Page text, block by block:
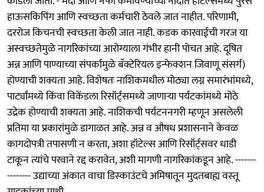
हाऊसकिपिंग आणि स्वच्छता कर्मचारी ठेवले जात नाहीत. परिणामी,
दररोज किचनची स्वच्छता केली जात नाही. कडक कारवाईची गरज या
अस्वच्छतेमुळे नागरिकांच्या आरोग्याला गंभीर हानी पोचत आहे. दूषित
अन्न आणि पाण्याच्या संपर्कामुळे बॅक्टेरियल इन्फेक्शन जिवाणू संसर्ग)
होण्याची शक्यता आहे. विशेषतः नाशिकमधील मोठ्या लग्न समारंभांमध्ये,
पार्ट्यांमध्ये किंवा विकेंडला रिसॉर्ट्समध्ये जाणाऱ्या पर्यटकांमध्ये मोठे
उद्रेक होण्याची शक्यता आहे. नाशिकची पर्यटननगरी म्हणून असलेली
प्रतिमा या प्रकारांमुळे डागाळत आहे. अन्न व औषध प्रशासनाने केवळ
कागदोपत्री तपासणी न करता, अशा हॉटेल्स आणि रिसॉर्ट्सवर धाडी
टाकून त्यांचे परवाने रद्द करावेत, अशी मागणी नागरिकांकडून आहे. -------
-------- उद्याच्या अंकात वाचा डिस्‍काउंटचे अमिषातून मुदतबाह्य वस्‍तू